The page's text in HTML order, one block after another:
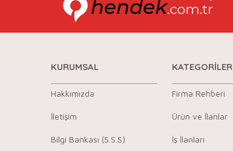
KURUMSAL
Hakkımızda
İletişim
Bilgi Bankası (S.S.S)
KATEGORİLER
Firma Rehberi
Ürün ve İlanlar
İş İlanları